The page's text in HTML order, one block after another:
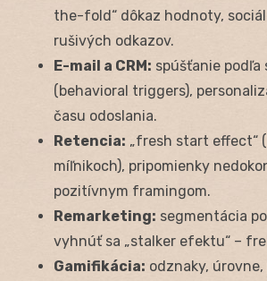
the-fold“ dôkaz hodnoty,
rušivých odkazov.
E-mail a CRM: spúšťanie podľa
(behavioral triggers),
času odoslania.
Retencia: „fresh start effect“
míľnikoch), pripomienky
pozitívnym framingom.
Remarketing: segmentácia
vyhnúť sa „stalker efektu“ –
Gamifikácia: odznaky,